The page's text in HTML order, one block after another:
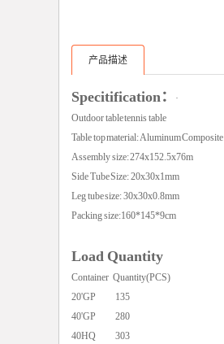
产品描述
Specitification：
·
Outdoor table tennis table
Table top material: Aluminum Composite
Assembly size: 274x152.5x76m
Side Tube Size: 20x30x1mm
Leg tube size: 30x30x0.8mm
Packing size:160*145*9cm
Load Quantity
Container Quantity(PCS)
20'GP 135
40'GP 280
40HQ 303